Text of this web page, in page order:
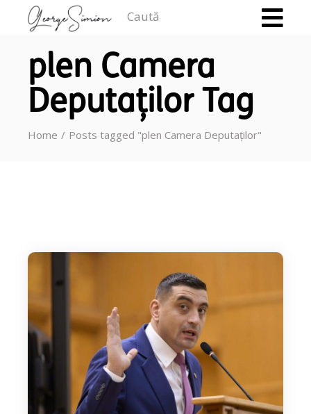
plen Camera
Deputaților Tag
Home Posts tagged "plen Camera Deputaților"